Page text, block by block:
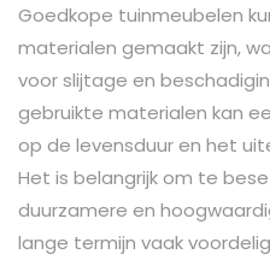
Goedkope tuinmeubelen
materialen gemaakt zijn,
voor slijtage en
gebruikte materialen kan
op de levensduur en het
Het is belangrijk om te
duurzamere en
lange termijn vaak